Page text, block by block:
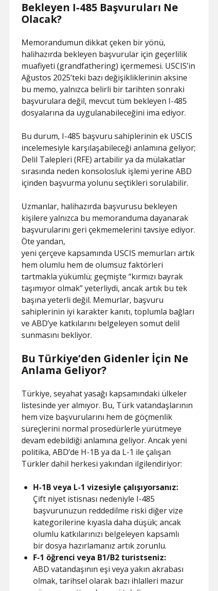
Bekleyen I-485 Başvuruları Ne
Olacak?
Memorandumun dikkat çeken bir yönü,
halihazırda bekleyen başvurular için geçerlilik
muafiyeti (grandfathering) içermemesi. USCIS’in
Ağustos 2025’teki bazı değişikliklerinin aksine
bu memo, yalnızca belirli bir tarihten sonraki
başvurulara değil, mevcut tüm bekleyen I-485
dosyalarına da uygulanabileceğini ima ediyor.
Bu durum, I-485 başvuru sahiplerinin ek USCIS
incelemesiyle karşılaşabileceği anlamına geliyor;
Delil Talepleri (RFE) artabilir ya da mülakatlar
sırasında neden konsolosluk işlemi yerine ABD
içinden başvurma yolunu seçtikleri sorulabilir.
Uzmanlar, halihazırda başvurusu bekleyen
kişilere yalnızca bu memoranduma dayanarak
başvurularını geri çekmemelerini tavsiye ediyor.
Öte yandan,
yeni çerçeve kapsamında USCIS memurları artık
hem olumlu hem de olumsuz faktörleri
tartmakla yükümlü; geçmişte “kırmızı bayrak
taşımıyor olmak” yeterliydi, ancak artık bu tek
başına yeterli değil. Memurlar, başvuru
sahiplerinin iyi karakter kanıtı, toplumla bağları
ve ABD’ye katkılarını belgeleyen somut delil
sunmasını bekliyor.
Bu Türkiye’den Gidenler İçin Ne
Anlama Geliyor?
Türkiye, seyahat yasağı kapsamındaki ülkeler
listesinde yer almıyor. Bu, Türk vatandaşlarının
hem vize başvurularını hem de göçmenlik
süreçlerini normal prosedürlerle yürütmeye
devam edebildiği anlamına geliyor. Ancak yeni
politika, ABD’de H-1B ya da L-1 ile çalışan
Türkler dahil herkesi yakından ilgilendiriyor:
H-1B veya L-1 vizesiyle çalışıyorsanız:
Çift niyet istisnası nedeniyle I-485
başvurunuzun reddedilme riski diğer vize
kategorilerine kıyasla daha düşük; ancak
olumlu katkılarınızı belgeleyen kapsamlı
bir dosya hazırlamanız artık zorunlu.
F-1 öğrenci veya B1/B2 turistseniz:
ABD vatandaşının eşi veya yakın akrabası
olmak, tarihsel olarak bazı ihlalleri mazur